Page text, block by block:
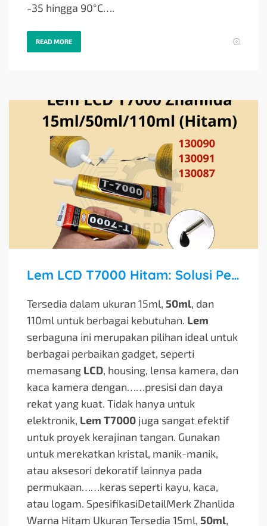
-35 hingga 90°C….
READ MORE
Lem LCD T7000 Hitam: Solusi Perekat Terpercaya untuk Gadget dan Kerajinan Tangan
Tersedia dalam ukuran 15ml, 50ml, dan
110ml untuk berbagai kebutuhan. Lem
serbaguna ini merupakan pilihan ideal untuk
berbagai perbaikan gadget, seperti
memasang LCD, housing, lensa kamera, dan
kaca kamera dengan……presisi dan daya
rekat yang kuat. Tidak hanya untuk
elektronik, Lem T7000 juga sangat efektif
untuk proyek kerajinan tangan. Gunakan
untuk merekatkan kristal, manik-manik,
atau aksesori dekoratif lainnya pada
permukaan……keras seperti kayu, kaca,
atau logam. SpesifikasiDetailMerk Zhanlida
Warna Hitam Ukuran Tersedia 15ml, 50ml,